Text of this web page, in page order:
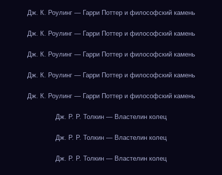
Дж. К. Роулинг — Гарри Поттер и философский камень
Дж. К. Роулинг — Гарри Поттер и философский камень
Дж. К. Роулинг — Гарри Поттер и философский камень
Дж. К. Роулинг — Гарри Поттер и философский камень
Дж. К. Роулинг — Гарри Поттер и философский камень
Дж. Р. Р. Толкин — Властелин колец
Дж. Р. Р. Толкин — Властелин колец
Дж. Р. Р. Толкин — Властелин колец